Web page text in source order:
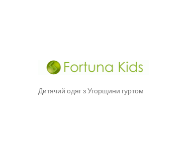
Дитячий одяг з Угорщини гуртом